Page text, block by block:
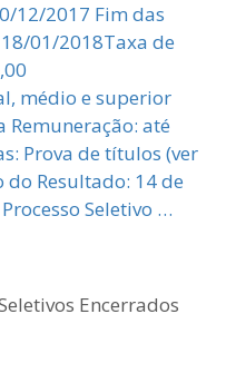
12/2017 Fim das
01/2018Taxa de
médio e superior
Remuneração: até
Prova de títulos (ver
Resultado: 14 de
Seletivo …
Encerrados